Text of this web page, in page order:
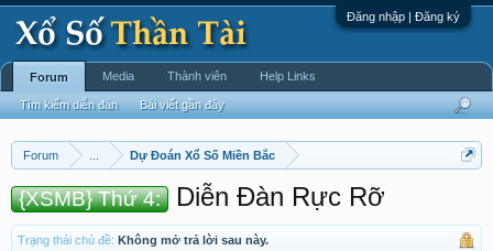
Đăng nhập | Đăng ký
Forum Dự Đoán Xổ Số Miền Bắc
{XSMB} Thứ 4: Diễn Đàn Rực Rỡ
Trạng thái chủ đề: Không mở trả lời sau này.
Forum
Tìm kiếm diễn đàn Bài viết gần đây
Media Thành viên Help Links